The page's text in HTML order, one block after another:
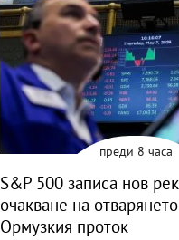
преди 8 часа
S&P 500 записа нов
очакване на
Ормузкия проток